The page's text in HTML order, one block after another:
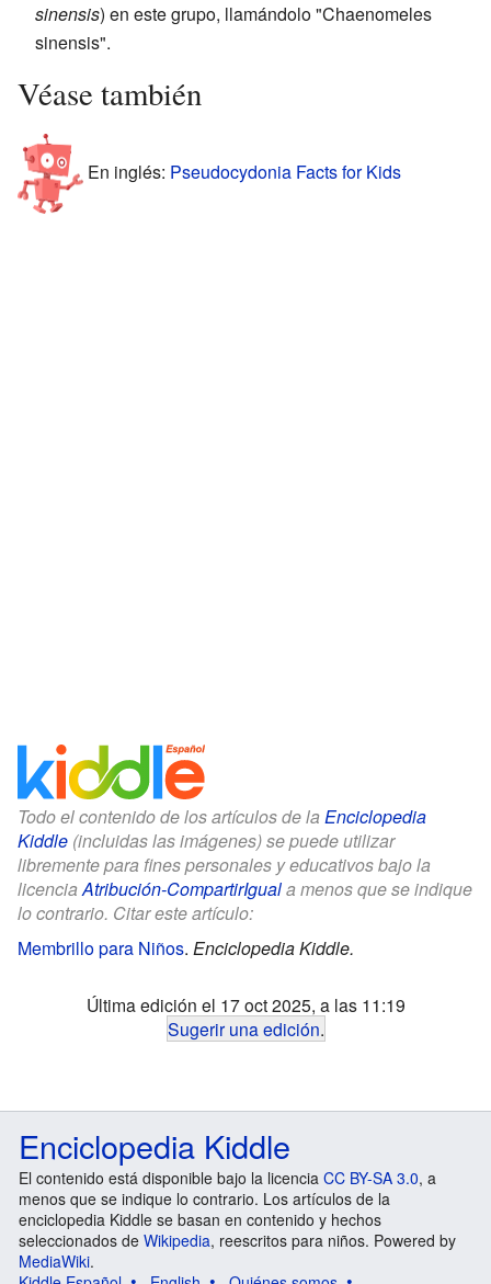
sinensis) en este grupo, llamándolo "Chaenomeles
sinensis".
Véase también
En inglés: Pseudocydonia Facts for Kids
Todo el contenido de los artículos de la Enciclopedia
Kiddle (incluidas las imágenes) se puede utilizar
libremente para fines personales y educativos bajo la
licenciaAtribución-CompartirIguala menos que se indique
lo contrario. Citar este artículo:
Membrillo para Niños. Enciclopedia Kiddle.
Última edición el 17 oct 2025, a las 11:19
Sugerir una edición.
Enciclopedia Kiddle
El contenido está disponible bajo la licencia CC BY-SA 3.0, a
menos que se indique lo contrario. Los artículos de la
enciclopedia Kiddle se basan en contenido y hechos
seleccionados de Wikipedia, reescritos para niños. Powered by
MediaWiki.